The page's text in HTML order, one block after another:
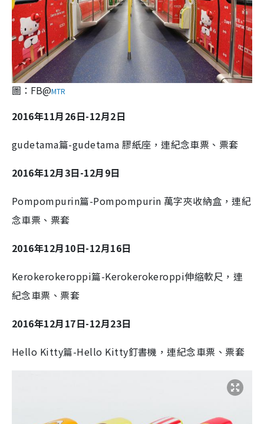
圖：FB@MTR
2016年11月26日-12月2日
gudetama篇-gudetama 膠紙座，連紀念車票、票套
2016年12月3日-12月9日
Pompompurin篇-Pompompurin 萬字夾收納盒，連紀
念車票、票套
2016年12月10日-12月16日
Kerokerokeroppi篇-Kerokerokeroppi伸縮軟尺，連
紀念車票、票套
2016年12月17日-12月23日
Hello Kitty篇-Hello Kitty釘書機，連紀念車票、票套